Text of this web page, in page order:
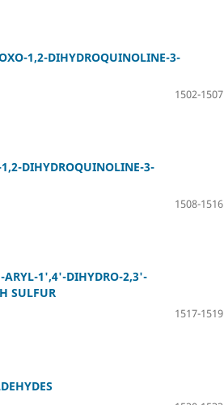
1,2-DIHYDROQUINOLINE-3-
1502-1507
DIHYDROQUINOLINE-3-
1508-1516
ARYL-1',4'-DIHYDRO-2,3'-
SULFUR
1517-1519